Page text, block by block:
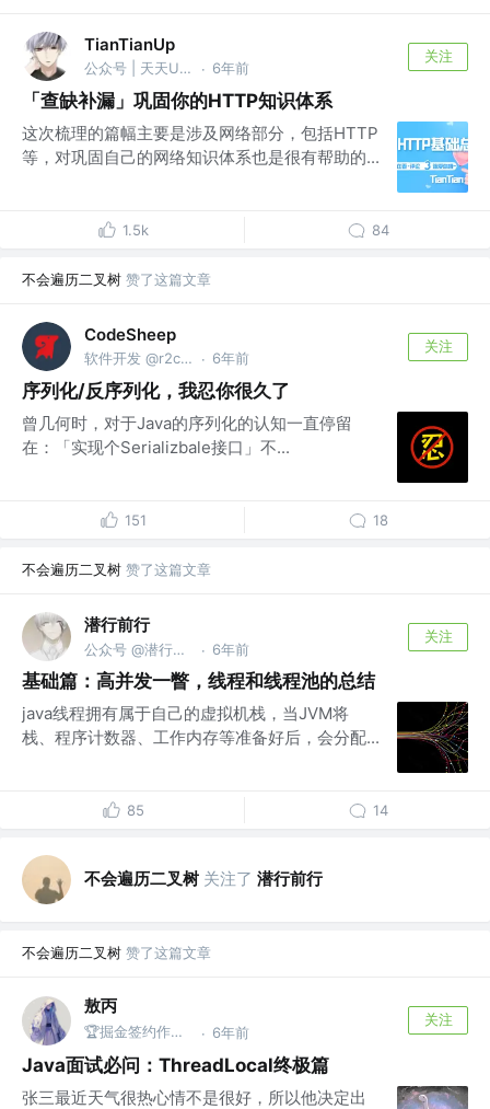
TianTianUp
公众号 | 天天Up @腾讯 · 6年前
关注
「查缺补漏」巩固你的HTTP知识体系
这次梳理的篇幅主要是涉及网络部分，包括HTTP
等，对巩固自己的网络知识体系也是很有帮助的...
1.5k 84
不会遍历二叉树 赞了这篇文章
CodeSheep
软件开发 @r2coding.com · 6年前
关注
序列化/反序列化，我忍你很久了
曾几何时，对于Java的序列化的认知一直停留
在：「实现个Serializbale接口」不...
151 18
不会遍历二叉树 赞了这篇文章
潜行前行
公众号 @潜行前行 · 6年前
关注
基础篇：高并发一瞥，线程和线程池的总结
java线程拥有属于自己的虚拟机栈，当JVM将
栈、程序计数器、工作内存等准备好后，会分配...
85 14
不会遍历二叉树 关注了 潜行前行
不会遍历二叉树 赞了这篇文章
敖丙
🏆掘金签约作者 @微信搜：敖丙 · 6年前
关注
Java面试必问：ThreadLocal终极篇
张三最近天气很热心情不是很好，所以他决定出